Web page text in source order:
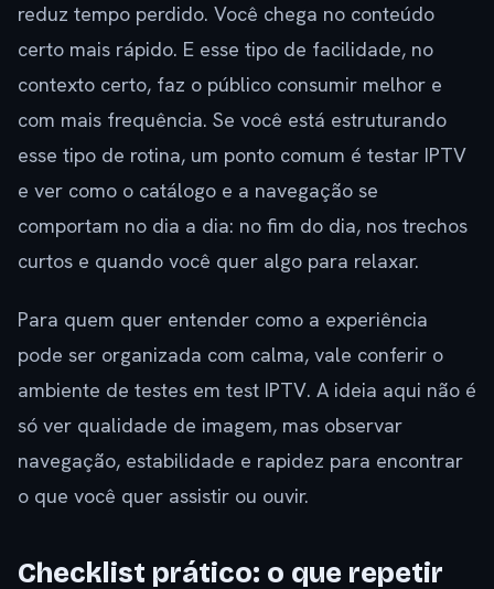
reduz tempo perdido. Você chega no conteúdo
certo mais rápido. E esse tipo de facilidade, no
contexto certo, faz o público consumir melhor e
com mais frequência. Se você está estruturando
esse tipo de rotina, um ponto comum é testar IPTV
e ver como o catálogo e a navegação se
comportam no dia a dia: no fim do dia, nos trechos
curtos e quando você quer algo para relaxar.
Para quem quer entender como a experiência
pode ser organizada com calma, vale conferir o
ambiente de testes em test IPTV. A ideia aqui não é
só ver qualidade de imagem, mas observar
navegação, estabilidade e rapidez para encontrar
o que você quer assistir ou ouvir.
Checklist prático: o que repetir